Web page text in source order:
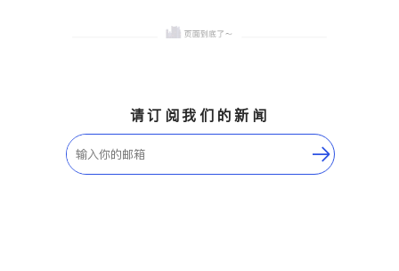
请订阅我们的新闻